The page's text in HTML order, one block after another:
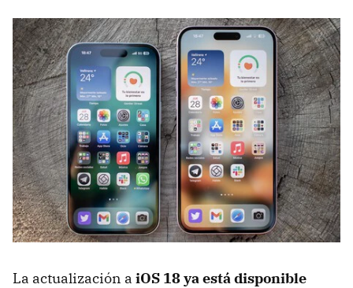
La actualización a iOS 18 ya está disponible